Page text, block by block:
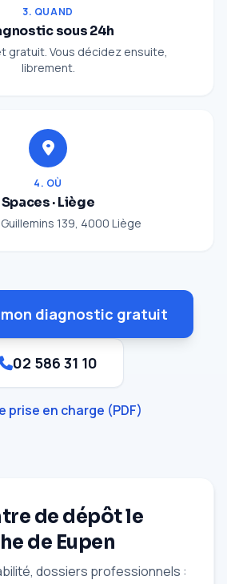
3. QUAND
sous 24h
gratuit. Vous décidez ensuite,
librement.
4. OÙ
Spaces · Liège
139, 4000 Liège
diagnostic gratuit
02 586 31 10
prise en charge (PDF)
de dépôt le
de Eupen
dossiers professionnels :